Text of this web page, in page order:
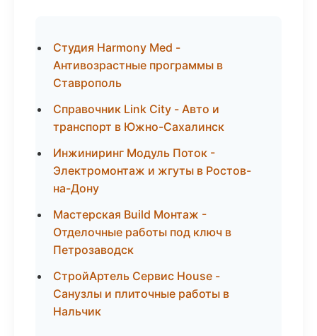
Студия Harmony Med -
Антивозрастные программы в
Ставрополь
Справочник Link City - Авто и
транспорт в Южно-Сахалинск
Инжиниринг Модуль Поток -
Электромонтаж и жгуты в Ростов-
на-Дону
Мастерская Build Монтаж -
Отделочные работы под ключ в
Петрозаводск
СтройАртель Сервис House -
Санузлы и плиточные работы в
Нальчик